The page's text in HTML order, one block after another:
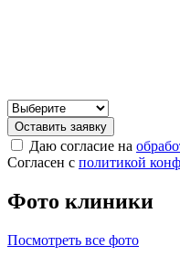
Оставить заявку
Даю согласие на
Согласен с политикой
Фото клиники
Посмотреть все фото